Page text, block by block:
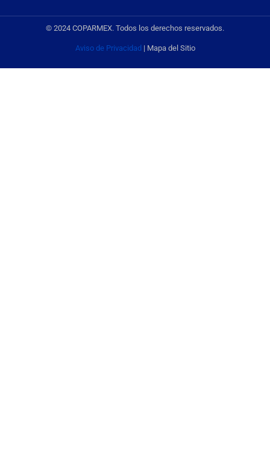
© 2024 COPARMEX. Todos los derechos reservados.
Aviso de Privacidad | Mapa del Sitio